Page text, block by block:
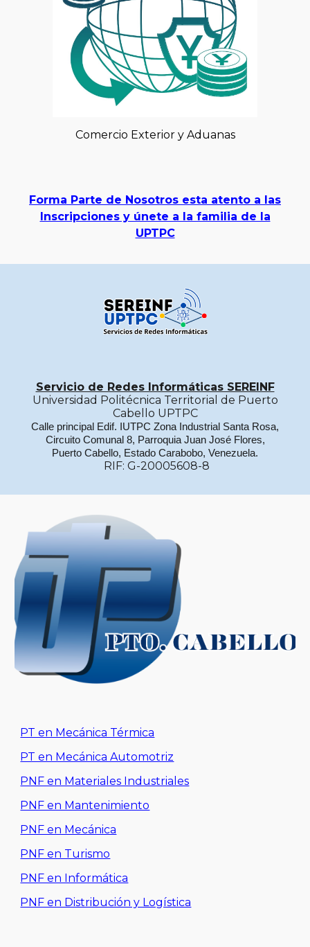
Comercio Exterior y Aduanas
Forma Parte de Nosotros esta atento a las
Inscripciones y únete a la familia de la
UPTPC
Servicio de Redes Informáticas SEREINF
Universidad Politécnica Territorial de Puerto
Cabello UPTPC
Calle principal Edif. IUTPC Zona Industrial Santa Rosa,
Circuito Comunal 8, Parroquia Juan José Flores,
Puerto Cabello, Estado Carabobo, Venezuela.
RIF: G-20005608-8
PT en Mecánica Térmica
PT en Mecánica Automotriz
PNF en Materiales Industriales
PNF en Mantenimiento
PNF en Mecánica
PNF en Turismo
PNF en Informática
PNF en Distribución y Logística